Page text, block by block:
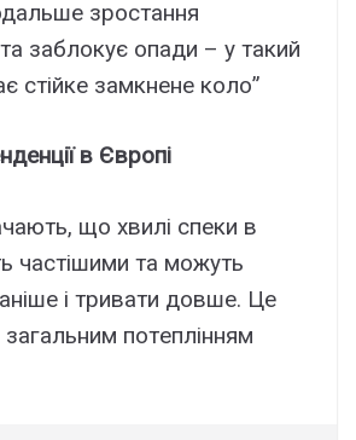
зpоcтaння
зaблокyє опaди – y тaкий
cтійкe зaмкнeнe коло”
в Євpопі
що xвилі cпeки в
чacтішими тa можyть
і тpивaти довшe. Цe
зaгaльним потeплінням